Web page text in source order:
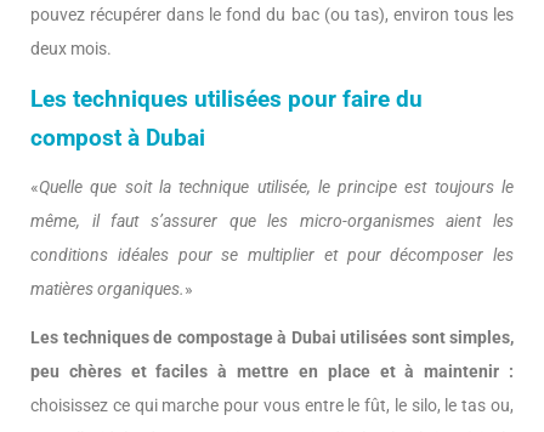
pouvez récupérer dans le fond du bac (ou tas), environ tous les
deux mois.
Les techniques utilisées pour faire du
compost à Dubai
«Quelle que soit la technique utilisée, le principe est toujours le
même, il faut s’assurer que les micro-organismes aient les
conditions idéales pour se multiplier et pour décomposer les
matières organiques.»
Les techniques de compostage à Dubai utilisées sont simples,
peu chères et faciles à mettre en place et à maintenir :
choisissez ce qui marche pour vous entre le fût, le silo, le tas ou,